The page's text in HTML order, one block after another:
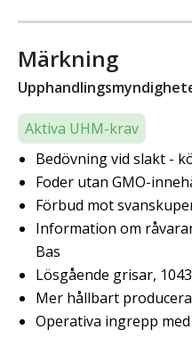
Märkning
Aktiva UHM-krav
Bedövning vid slakt -
Foder utan GMO-
Förbud mot
Information om
Bas
Lösgående grisar,
Mer hållbart
Operativa ingrepp